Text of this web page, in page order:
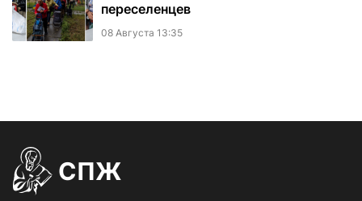
переселенцев
08 Августа 13:35
СПЖ